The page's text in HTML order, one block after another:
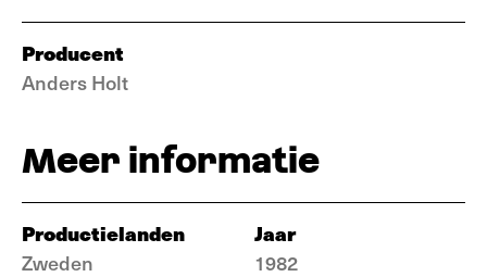
Producent
Anders Holt
Meer informatie
Productielanden
Zweden
Jaar
1982